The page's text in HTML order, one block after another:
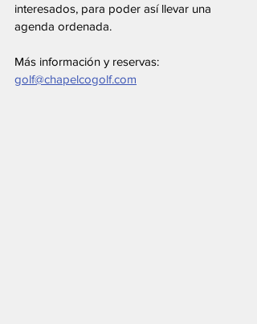
interesados, para poder así llevar una
agenda ordenada.
Más información y reservas:
golf@chapelcogolf.com